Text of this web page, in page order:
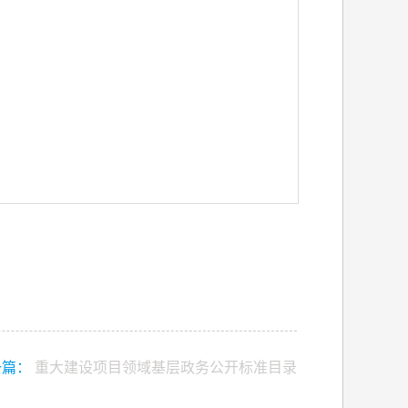
： 重大建设项目领域基层政务公开标准目录